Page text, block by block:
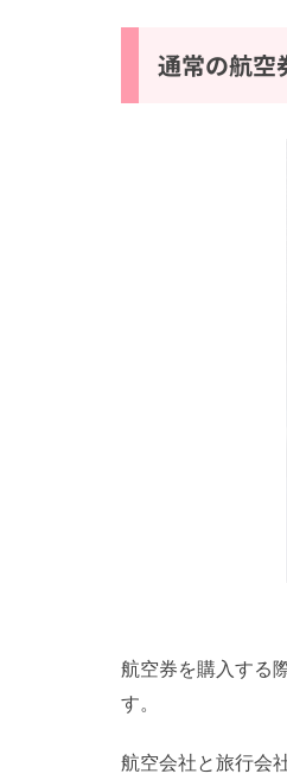
通常の航空
航空券を購入する
す。
航空会社と旅行会